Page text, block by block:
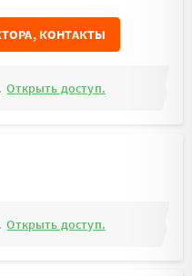
КОНТАКТЫ
Открыть доступ.
Открыть доступ.